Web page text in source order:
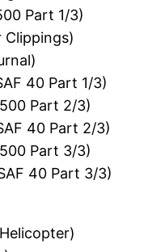
Part 1/3)
Clippings)
40 Part 1/3)
Part 2/3)
40 Part 2/3)
Part 3/3)
40 Part 3/3)